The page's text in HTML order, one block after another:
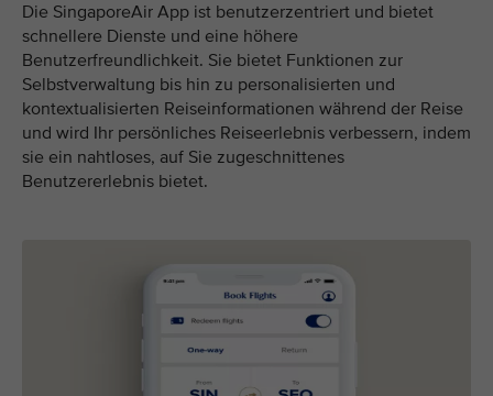
Die SingaporeAir App ist benutzerzentriert und bietet
schnellere Dienste und eine höhere
Benutzerfreundlichkeit. Sie bietet Funktionen zur
Selbstverwaltung bis hin zu personalisierten und
kontextualisierten Reiseinformationen während der Reise
und wird Ihr persönliches Reiseerlebnis verbessern, indem
sie ein nahtloses, auf Sie zugeschnittenes
Benutzererlebnis bietet.